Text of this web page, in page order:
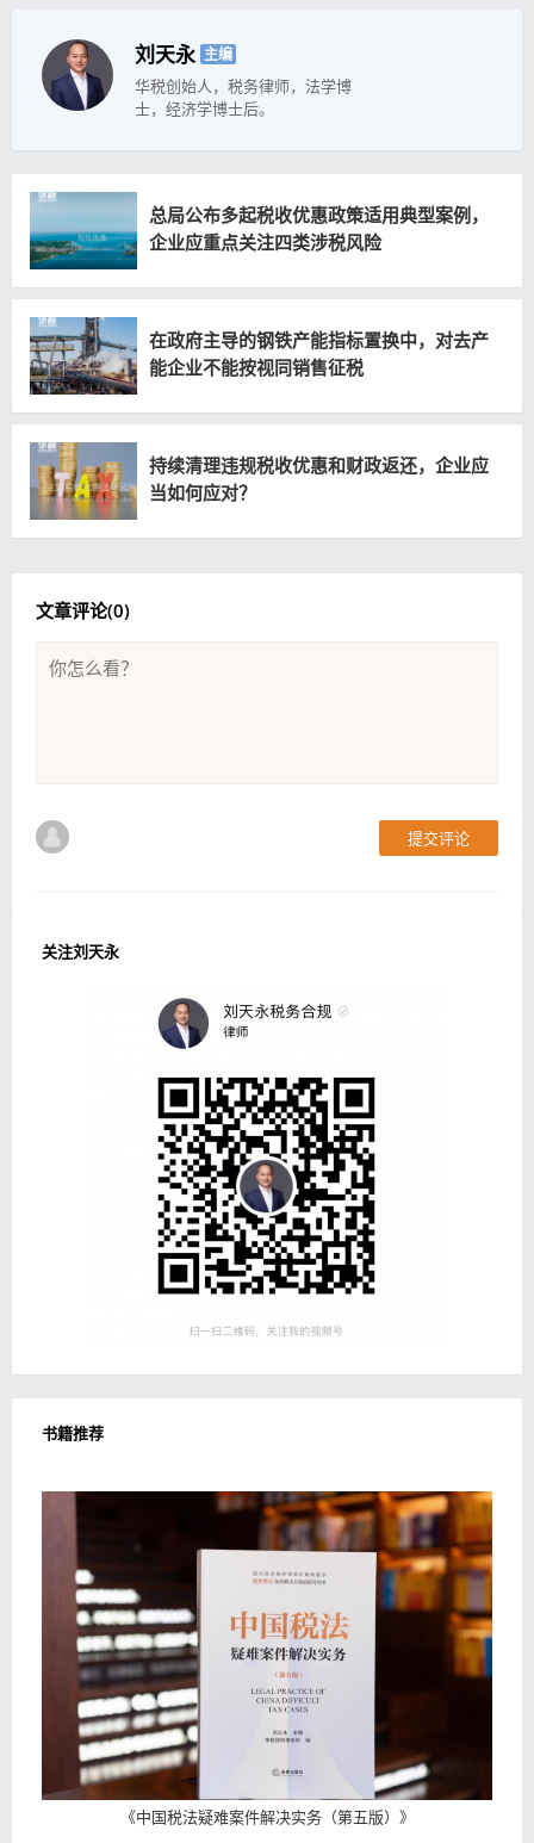
刘天永 主编
华税创始人，税务律师，法学博
士，经济学博士后。
总局公布多起税收优惠政策适用典型案例，
企业应重点关注四类涉税风险
在政府主导的钢铁产能指标置换中，对去产
能企业不能按视同销售征税
持续清理违规税收优惠和财政返还，企业应
当如何应对？
文章评论(0)
提交评论
关注刘天永
书籍推荐
《中国税法疑难案件解决实务（第五版） 》